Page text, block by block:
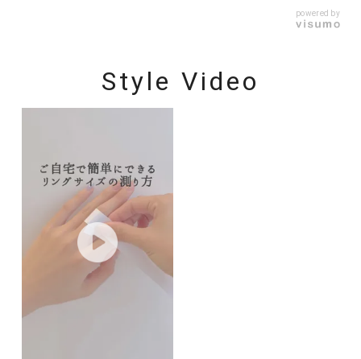
powered by
Style Video